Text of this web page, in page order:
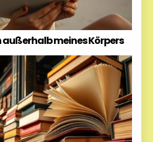
meines Körpers